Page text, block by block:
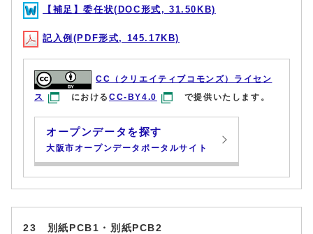
【補足】委任状(DOC形式, 31.50KB)
記入例(PDF形式, 145.17KB)
CC（クリエイティブコモンズ）ライセン
ス
におけるCC-BY4.0 で提供いたします。
オープンデータを探す
大阪市オープンデータポータルサイト
23 別紙PCB1・別紙PCB2